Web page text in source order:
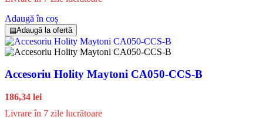
Adaugă în coș
▤Adaugă la ofertă
Accesoriu Holity Maytoni CA050-CCS-B
186,34 lei
Livrare în 7 zile lucrătoare